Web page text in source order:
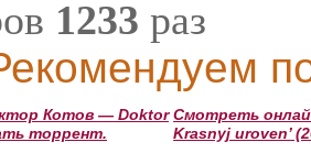
1233 раз
Котов — Doktor
торрент.
Смотреть
Krasnyj uroven’